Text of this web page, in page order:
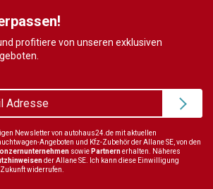
profitiere von unseren exklusiven
Newsletter von autohaus24.de mit aktuellen
Angeboten und Kfz-Zubehör der Allane SE, von den
sowie Partnernerhalten. Näheres
der Allane SE. Ich kann diese Einwilligung
widerrufen.